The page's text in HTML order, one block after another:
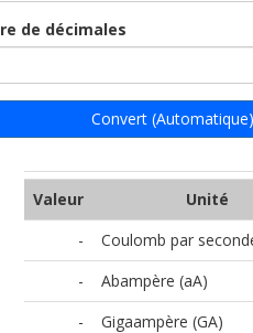
de décimales
Convert (Automatique)
Valeur
Unité
-
Coulomb par
-
Abampère (aA)
-
Gigaampère (GA)